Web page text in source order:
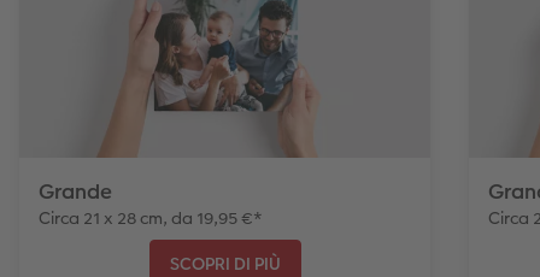
Grande
Circa 21 x 28 cm, da 19,95 €*
SCOPRI DI PIÙ
Circa